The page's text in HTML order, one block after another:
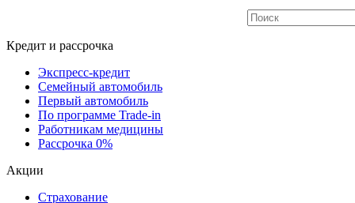
Кредит и рассрочка
Экспресс-кредит
Семейный автомобиль
Первый автомобиль
По программе Trade-in
Работникам медицины
Рассрочка 0%
Акции
Страхование